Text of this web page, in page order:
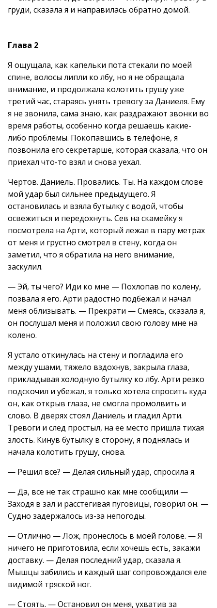
груди, сказала я и направилась обратно домой.
Глава 2
Я ощущала, как капельки пота стекали по моей
спине, волосы липли ко лбу, но я не обращала
внимание, и продолжала колотить грушу уже
третий час, стараясь унять тревогу за Даниеля. Ему
я не звонила, сама знаю, как раздражают звонки во
время работы, особенно когда решаешь какие-
либо проблемы. Покопавшись в телефоне, я
позвонила его секретарше, которая сказала, что он
приехал что-то взял и снова уехал.
Чертов. Даниель. Провались. Ты. На каждом слове
мой удар был сильнее предыдущего. Я
остановилась и взяла бутылку с водой, чтобы
освежиться и передохнуть. Сев на скамейку я
посмотрела на Арти, который лежал в пару метрах
от меня и грустно смотрел в стену, когда он
заметил, что я обратила на него внимание,
заскулил.
— Эй, ты чего? Иди ко мне — Похлопав по колену,
позвала я его. Арти радостно подбежал и начал
меня облизывать. — Прекрати — Смеясь, сказала я,
он послушал меня и положил свою голову мне на
колено.
Я устало откинулась на стену и погладила его
между ушами, тяжело вздохнув, закрыла глаза,
прикладывая холодную бутылку ко лбу. Арти резко
подскочил и убежал, я только хотела спросить куда
он, как открыв глаза, не смогла промолвить и
слово. В дверях стоял Даниель и гладил Арти.
Тревоги и след простыл, на ее место пришла тихая
злость. Кинув бутылку в сторону, я поднялась и
начала колотить грушу, снова.
— Решил все? — Делая сильный удар, спросила я.
— Да, все не так страшно как мне сообщили —
Заходя в зал и расстегивая пуговицы, говорил он. —
Судно задержалось из-за непогоды.
— Отлично — Лож, пронеслось в моей голове. — Я
ничего не приготовила, если хочешь есть, закажи
доставку. — Делая последний удар, сказала я.
Мышцы забились и каждый шаг сопровождался еле
видимой тряской ног.
— Стоять. — Остановил он меня, ухватив за